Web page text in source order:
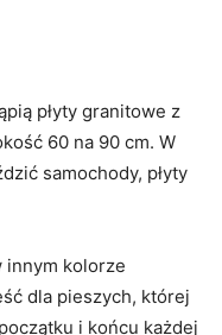
płyty granitowe z
60 na 90 cm. W
samochody, płyty
innym kolorze
dla pieszych, której
i końcu każdej